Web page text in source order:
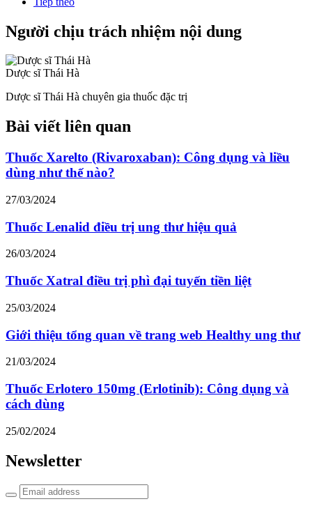
Người chịu trách nhiệm nội dung
Dược sĩ Thái Hà
Dược sĩ Thái Hà chuyên gia thuốc đặc trị
Bài viết liên quan
Thuốc Xarelto (Rivaroxaban): Công dụng và liều
dùng như thế nào?
27/03/2024
Thuốc Lenalid điều trị ung thư hiệu quả
26/03/2024
Thuốc Xatral điều trị phì đại tuyến tiền liệt
25/03/2024
Giới thiệu tổng quan về trang web Healthy ung thư
21/03/2024
Thuốc Erlotero 150mg (Erlotinib): Công dụng và
cách dùng
25/02/2024
Newsletter